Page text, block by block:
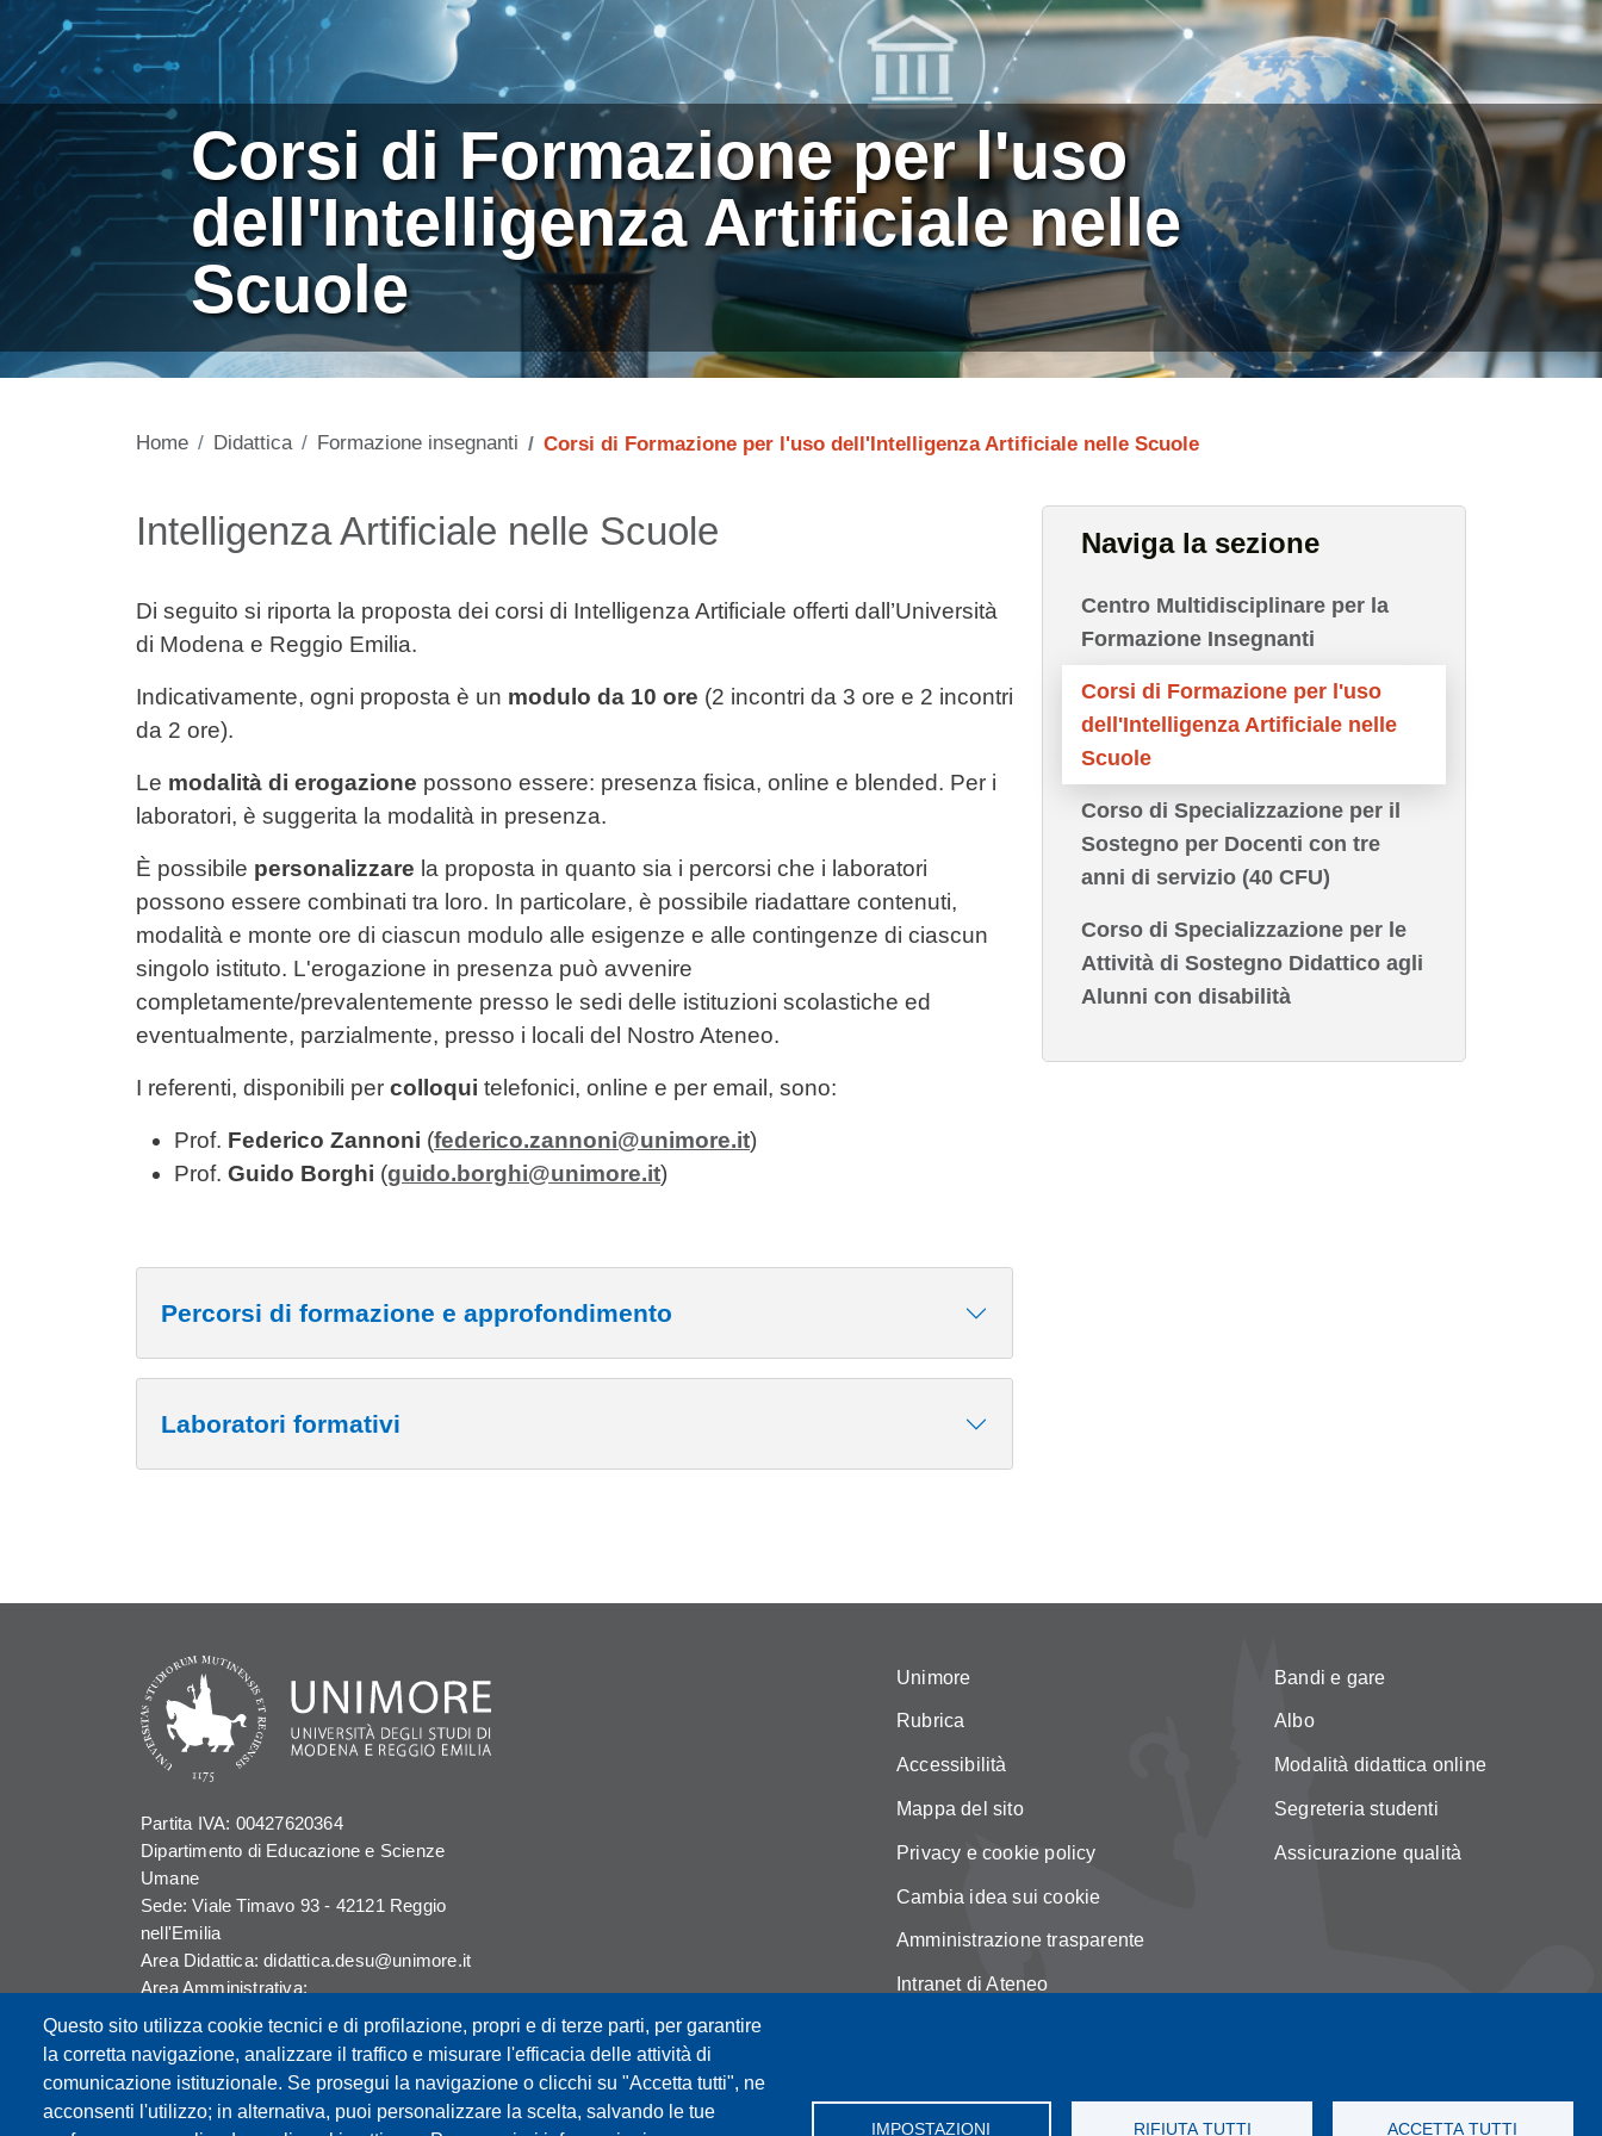
Corsi di Formazione per l'uso
dell'Intelligenza Artificiale nelle
Scuole
Home Didattica Formazione insegnanti Corsi di Formazione per l'uso dell'Intelligenza Artificiale nelle Scuole
Contenuto
Intelligenza Artificiale nelle Scuole
Di seguito si riporta la proposta dei corsi di Intelligenza Artificiale offerti dall’Università
di Modena e Reggio Emilia.
Indicativamente, ogni proposta è un modulo da 10 ore (2 incontri da 3 ore e 2 incontri
da 2 ore).
Le modalità di erogazione possono essere: presenza fisica, online e blended. Per i
laboratori, è suggerita la modalità in presenza.
È possibile personalizzare la proposta in quanto sia i percorsi che i laboratori
possono essere combinati tra loro. In particolare, è possibile riadattare contenuti,
modalità e monte ore di ciascun modulo alle esigenze e alle contingenze di ciascun
singolo istituto. L'erogazione in presenza può avvenire
completamente/prevalentemente presso le sedi delle istituzioni scolastiche ed
eventualmente, parzialmente, presso i locali del Nostro Ateneo.
I referenti, disponibili per colloqui telefonici, online e per email, sono:
Prof. Federico Zannoni (federico.zannoni@unimore.it)
Prof. Guido Borghi (guido.borghi@unimore.it)
Percorsi di formazione e approfondimento
Laboratori formativi
Naviga la sezione
Centro Multidisciplinare per la
Formazione Insegnanti
Corsi di Formazione per l'uso
dell'Intelligenza Artificiale nelle
Scuole
Corso di Specializzazione per il
Sostegno per Docenti con tre
anni di servizio (40 CFU)
Corso di Specializzazione per le
Attività di Sostegno Didattico agli
Alunni con disabilità
Questo sito utilizza cookie tecnici e di profilazione, propri e di terze parti, per garantire
la corretta navigazione, analizzare il traffico e misurare l'efficacia delle attività di
comunicazione istituzionale. Se prosegui la navigazione o clicchi su "Accetta tutti", ne
acconsenti l'utilizzo; in alternativa, puoi personalizzare la scelta, salvando le tue
IMPOSTAZIONI RIFIUTA TUTTI ACCETTA TUTTI
Partita IVA: 00427620364
Dipartimento di Educazione e Scienze
Umane
Sede: Viale Timavo 93 - 42121 Reggio
nell'Emilia
Area Didattica: didattica.desu@unimore.it
Area Amministrativa:
amministrazione.desu@unimore.it
Segreteria:
segreteria.educazione@unimore.it
Telefono: 0522/523611 (portineria)
Unimore
Rubrica
Accessibilità
Mappa del sito
Privacy e cookie policy
Cambia idea sui cookie
Amministrazione trasparente
Intranet di Ateneo
Bandi e gare
Albo
Modalità didattica online
Segreteria studenti
Assicurazione qualità